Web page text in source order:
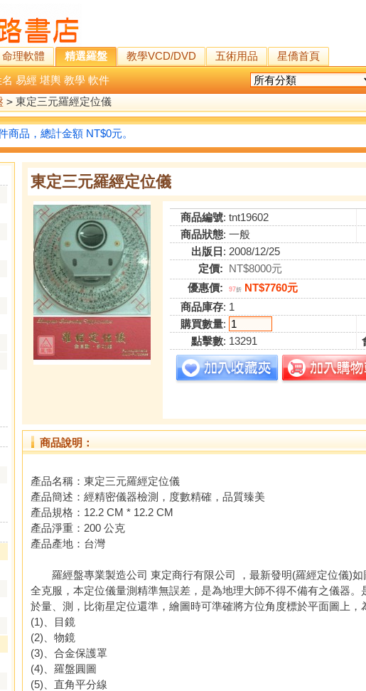
命理軟體 精選羅盤 教學VCD/DVD 五術用品
星僑首頁
易經 堪輿 教學 軟件
> 東定三元羅經定位儀
商品，總計金額 NT$0元。
東定三元羅經定位儀
商品編號: tnt19602
商品狀態: 一般
出版日 : 2008/12/25
定價: NT$8000元
優惠價:
97折 NT$7760元
商品庫存: 1
購買數量:
點擊數: 13291
商品說明：
產品名稱：東定三元羅經定位儀
產品簡述：經精密儀器檢測，度數精確，品質臻美
產品規格：12.2 CM * 12.2 CM
產品淨重：200 公克
產品產地：台灣
羅經盤專業製造公司 東定商行有限公司 ，最新發明(羅經定位儀)如
全克服，本定位儀量測精準無誤差，是為地理大師不得不備有之儀器
於量、測，比衛星定位還準，繪圖時可準確將方位角度標於平面圖上，
(1)、目鏡
(2)、物鏡
(3)、合金保護罩
(4)、羅盤圓圖
(5)、直角平分線